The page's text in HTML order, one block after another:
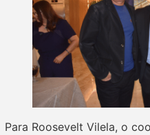
Para Roosevelt Vilela, o